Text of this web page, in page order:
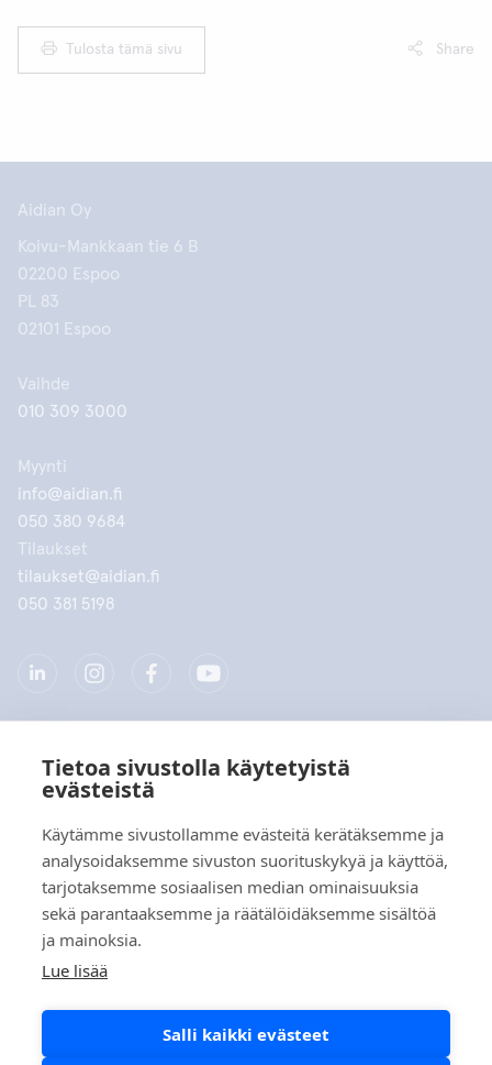
Tietoa sivustolla käytetyistä
evästeistä
Käytämme sivustollamme evästeitä kerätäksemme ja
analysoidaksemme sivuston suorituskykyä ja käyttöä,
tarjotaksemme sosiaalisen median ominaisuuksia
sekä parantaaksemme ja räätälöidäksemme sisältöä
ja mainoksia.
Lue lisää
Salli kaikki evästeet
Tulosta tämä sivu Share
Aidian Oy
Koivu-Mankkaan tie 6 B
02200 Espoo
PL 83
02101 Espoo
Vaihde
010 309 3000
Myynti
info@aidian.fi
050 380 9684
Tilaukset
tilaukset@aidian.fi
050 381 5198
Yritys
Pikalinkit
Tietosuoja